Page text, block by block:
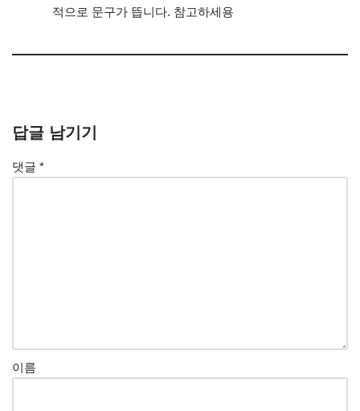
적으로 문구가 뜹니다. 참고하세용
답글 남기기
댓글 *
이름